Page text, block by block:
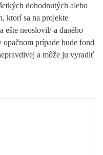
dohodnutých alebo
ktorí sa na projekte
ešte neoslovil/-a daného
prípade bude fond
a môže ju vyradiť